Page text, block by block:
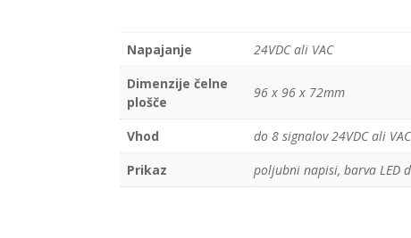
Napajanje
24VDC ali VAC
Dimenzije čelne
plošče
96 x 96 x 72mm
Vhod
do 8 signalov 24VDC ali VAC
Prikaz
poljubni napisi, barva LED